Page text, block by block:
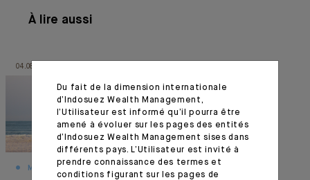
À lire aussi
04.08.26
MONTHLY HOUSE VIEW
Du fait de la dimension internationale
d’Indosuez Wealth Management,
l’Utilisateur est informé qu’il pourra être
amené à évoluer sur les pages des entités
d’Indosuez Wealth Management sises dans
différents pays. L’Utilisateur est invité à
prendre connaissance des termes et
conditions figurant sur les pages de